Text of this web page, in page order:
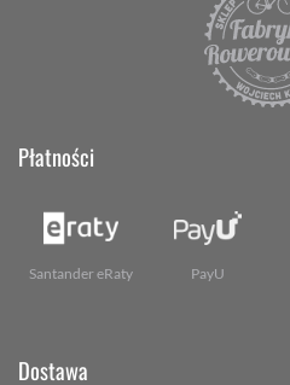
Płatności
Santander eRaty PayU
Dostawa